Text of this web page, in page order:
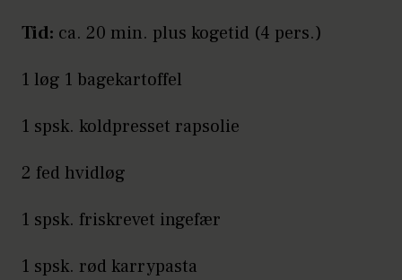
Tid: ca. 20 min. plus kogetid (4 pers.)
1 løg 1 bagekartoffel
1 spsk. koldpresset rapsolie
2 fed hvidløg
1 spsk. friskrevet ingefær
1 spsk. rød karrypasta